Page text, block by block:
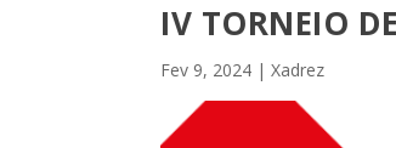
IV TORNEIO
Fev 9, 2024 | Xadrez